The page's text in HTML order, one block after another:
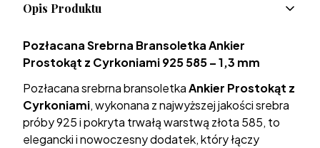
Opis Produktu
Pozłacana Srebrna Bransoletka Ankier
Prostokąt z Cyrkoniami 925 585 – 1,3 mm
Pozłacana srebrna bransoletkaAnkier Prostokąt z
Cyrkoniami, wykonana z najwyższej jakości srebra
próby 925 i pokryta trwałą warstwą złota 585, to
elegancki i nowoczesny dodatek, który łączy